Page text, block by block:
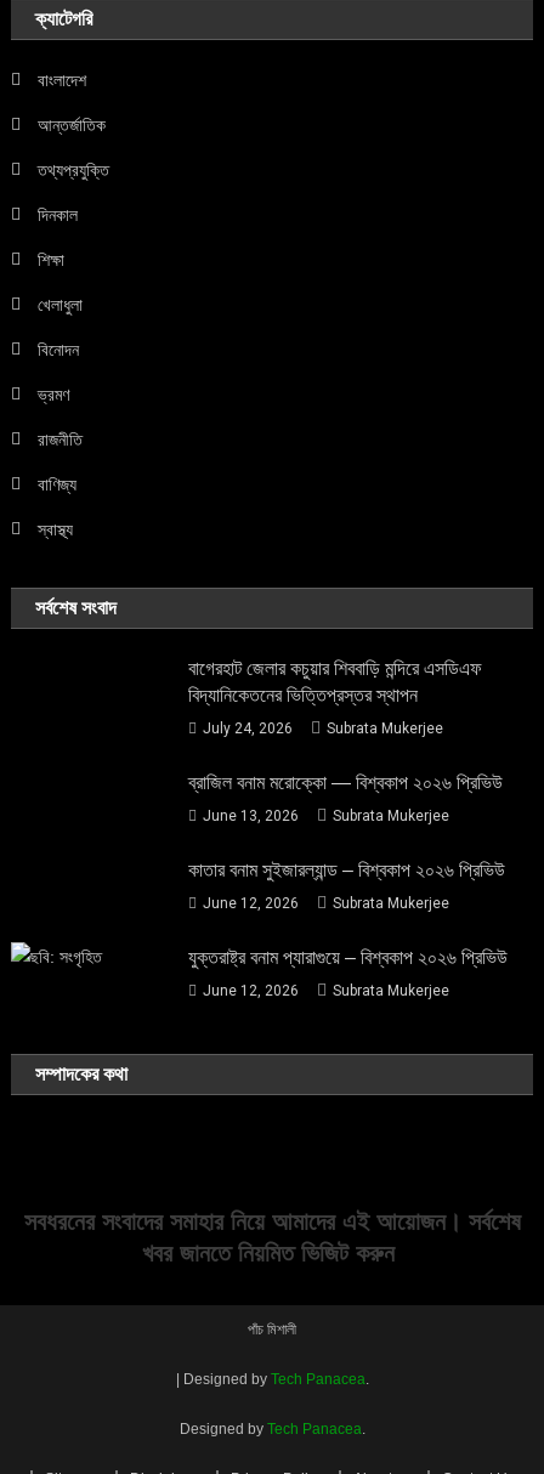
ক্যাটেগরি
বাংলাদেশ
আন্তর্জাতিক
তথ্যপ্রযুক্তি
দিনকাল
শিক্ষা
খেলাধুলা
বিনোদন
ভ্রমণ
রাজনীতি
বাণিজ্য
স্বাস্থ্য
সর্বশেষ সংবাদ
বাগেরহাট জেলার কচুয়ার শিববাড়ি মন্দিরে এসডিএফ
বিদ্যানিকেতনের ভিত্তিপ্রস্তর স্থাপন
July 24, 2026 Subrata Mukerjee
ব্রাজিল বনাম মরোক্কো — বিশ্বকাপ ২০২৬ প্রিভিউ
June 13, 2026 Subrata Mukerjee
কাতার বনাম সুইজারল্যান্ড – বিশ্বকাপ ২০২৬ প্রিভিউ
June 12, 2026 Subrata Mukerjee
যুক্তরাষ্ট্র বনাম প্যারাগুয়ে – বিশ্বকাপ ২০২৬ প্রিভিউ
June 12, 2026 Subrata Mukerjee
সম্পাদকের কথা
সবধরনের সংবাদের সমাহার নিয়ে আমাদের এই আয়োজন। সর্বশেষ
খবর জানতে নিয়মিত ভিজিট করুন
পাঁচ মিশালী
| Designed by Tech Panacea
Designed by Tech Panacea